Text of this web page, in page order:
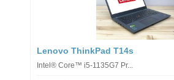
Lenovo ThinkPad T14s
Intel® Core™ i5-1135G7 Pr...